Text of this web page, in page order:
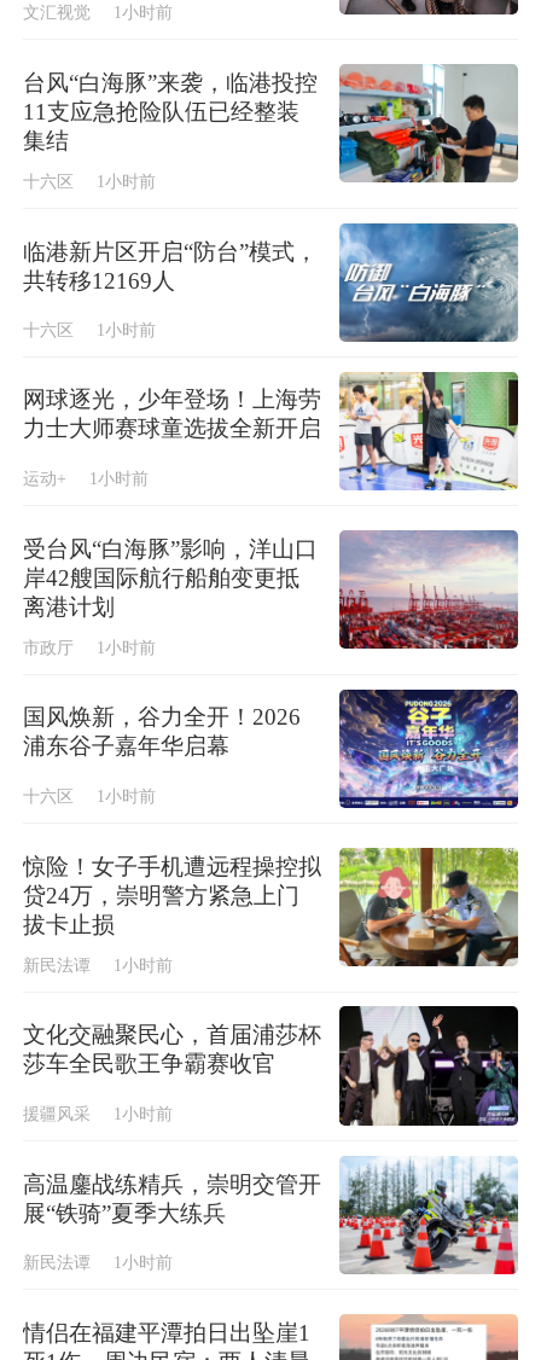
文汇视觉 1小时前
台风“白海豚”来袭，临港投控
11支应急抢险队伍已经整装
集结
十六区 1小时前
临港新片区开启“防台”模式，
共转移12169人
十六区 1小时前
网球逐光，少年登场！上海劳
力士大师赛球童选拔全新开启
运动+ 1小时前
受台风“白海豚”影响，洋山口
岸42艘国际航行船舶变更抵
离港计划
市政厅 1小时前
国风焕新，谷力全开！2026
浦东谷子嘉年华启幕
十六区 1小时前
惊险！女子手机遭远程操控拟
贷24万，崇明警方紧急上门
拔卡止损
新民法谭 1小时前
文化交融聚民心，首届浦莎杯
莎车全民歌王争霸赛收官
援疆风采 1小时前
高温鏖战练精兵，崇明交管开
展“铁骑”夏季大练兵
新民法谭 1小时前
情侣在福建平潭拍日出坠崖1